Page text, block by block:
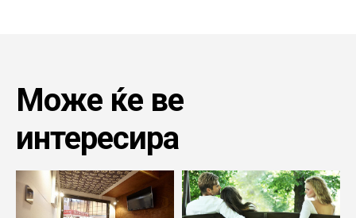
Може ќе ве
интересира